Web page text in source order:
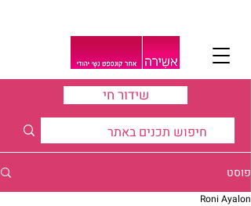
שידור חי
פוסט
Roni Ayalon